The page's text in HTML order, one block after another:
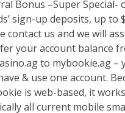
Bonus –Super Special-
sign-up deposits, up to
contact us and we will
your account balance
to mybookie.ag –
& use one account.
is web-based, it
all current mobile